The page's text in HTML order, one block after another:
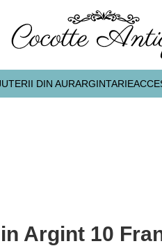
DIN AURARGINTARIE
Argint 10